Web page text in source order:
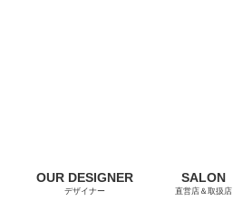
OUR DESIGNER
デザイナー
SALON
直営店＆取扱店